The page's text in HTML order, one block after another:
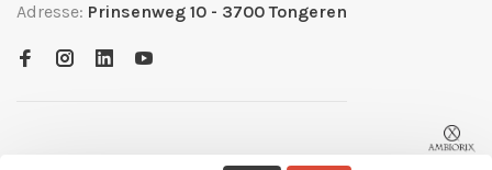
Adresse: Prinsenweg 10 - 3700 Tongeren